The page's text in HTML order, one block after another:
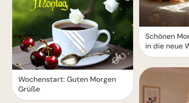
Wochenstart: Guten Morgen
Grüße
Schönen
in die neue